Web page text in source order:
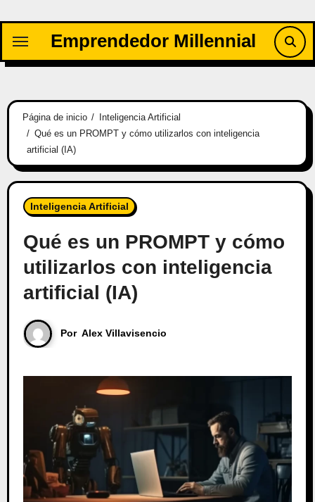
contenido
Emprendedor Millennial
Página de inicio
Inteligencia Artificial
Qué es un PROMPT y cómo utilizarlos con inteligencia
artificial (IA)
Inteligencia Artificial
Qué es un PROMPT y cómo
utilizarlos con inteligencia
artificial (IA)
Por Alex Villavisencio